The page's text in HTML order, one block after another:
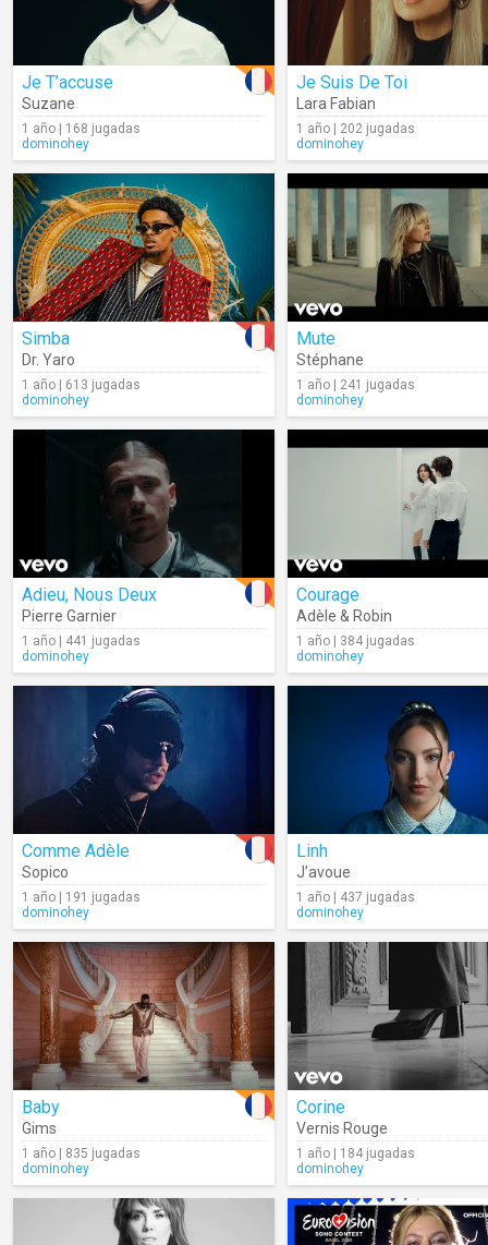
Je T’accuse
Suzane
1 año | 168 jugadas
dominohey
Je Suis De Toi
Lara Fabian
1 año | 202 jugadas
dominohey
Simba
Dr. Yaro
1 año | 613 jugadas
dominohey
Mute
Stéphane
1 año | 241 jugadas
dominohey
Adieu, Nous Deux
Pierre Garnier
1 año | 441 jugadas
dominohey
Courage
Adèle & Robin
1 año | 384 jugadas
dominohey
Comme Adèle
Sopico
1 año | 191 jugadas
dominohey
Linh
J’avoue
1 año | 437 jugadas
dominohey
Baby
Gims
1 año | 835 jugadas
dominohey
Corine
Vernis Rouge
1 año | 184 jugadas
dominohey